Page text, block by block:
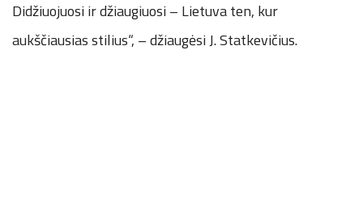
Didžiuojuosi ir džiaugiuosi – Lietuva ten, kur
aukščiausias stilius“, – džiaugėsi J. Statkevičius.